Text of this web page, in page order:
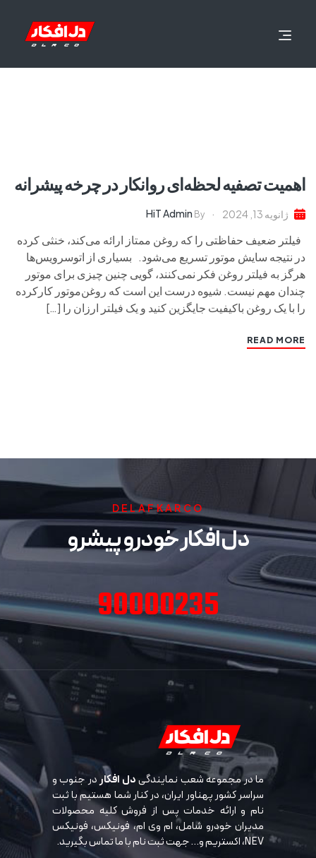
اهمیت تصفیه لحظه‌ای روانکار در چرخه پیشرانه
ژانویه 13, 2024 By
HiT Admin
فیلتر ضعیف حفاظتی را که روغن ممتاز ارائه می‌کند، خنثی کرده
در نتیجه سایش موتور تسریع می‌شود. بسیاری از اتوسرویس‌ها
هرگز به فیلتر روغن فکر نمی‌کنند، گویی چنین چیزی برای موتور
چندان مهم نیست. شیوه درست این است که روغن‌موتور کارکرده
را با یک روغن باکیفیت جایگزین کنید و یک فیلتر ارزان را […]
READ MORE
DELAFKARCO
دل افکار خودرو پیشرو
90000235
ما در مجموعه شعب نمایندگیدل افکاردر جنوب و
سراسر کشور پهناور ایران، در کنار شما هستیم با ثبت
نام و ارائه خدمات پس از فروش کلیه محصولات
مدیران خودرو شامل، ام وی ام، فونیکس، فونیکس
NEV، اکستریم و… جهت ثبت نام با ما تماس بگیرید.